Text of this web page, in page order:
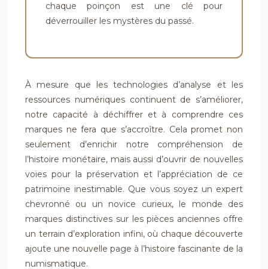
chaque poinçon est une clé pour
déverrouiller les mystères du passé.
À mesure que les technologies d’analyse et les
ressources numériques continuent de s’améliorer,
notre capacité à déchiffrer et à comprendre ces
marques ne fera que s’accroître. Cela promet non
seulement d’enrichir notre compréhension de
l’histoire monétaire, mais aussi d’ouvrir de nouvelles
voies pour la préservation et l’appréciation de ce
patrimoine inestimable. Que vous soyez un expert
chevronné ou un novice curieux, le monde des
marques distinctives sur les pièces anciennes offre
un terrain d’exploration infini, où chaque découverte
ajoute une nouvelle page à l’histoire fascinante de la
numismatique.